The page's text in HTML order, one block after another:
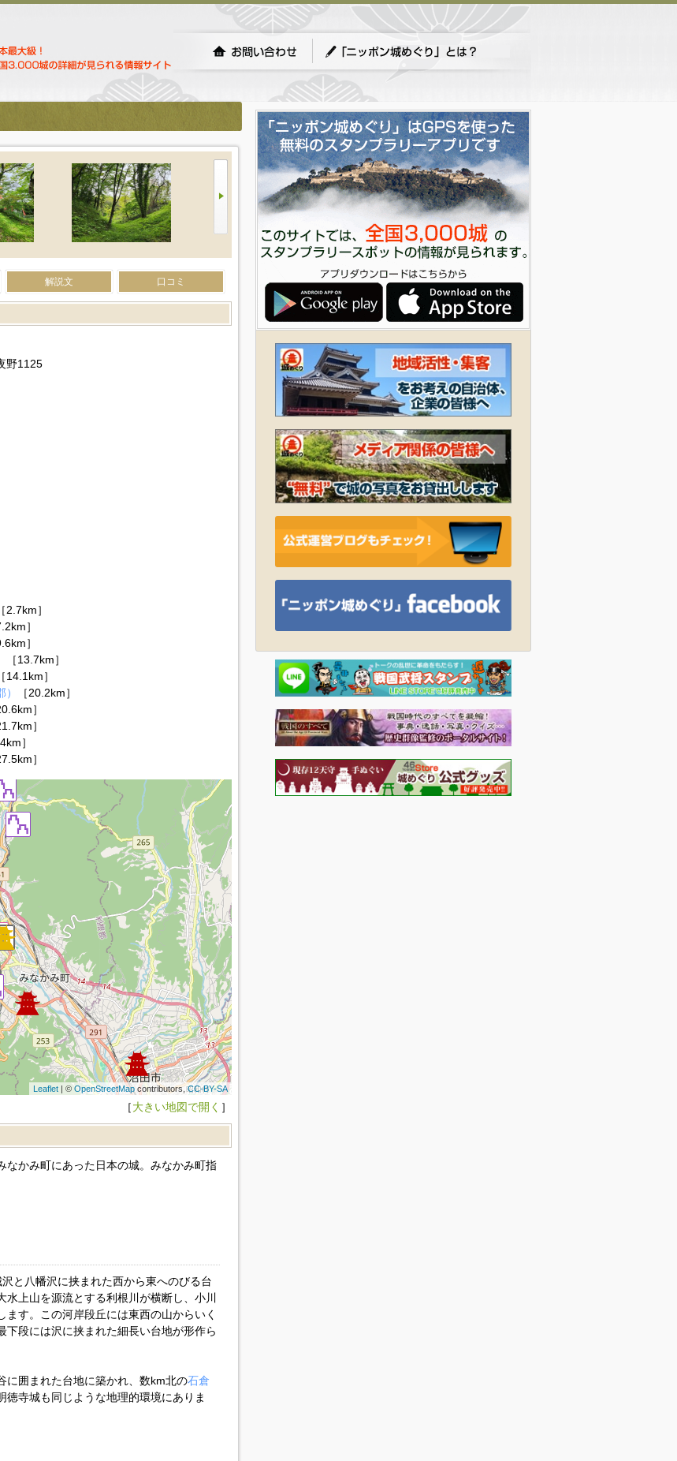
解説文 口コミ
野1125
［2.7km］
］
］
［13.7km］
［14.1km］
［20.2km］
］
］
］
］
Leaflet| © OpenStreetMapcontributors,CC-BY-SA
［大きい地図で開く ］
かみ町にあった日本の城。みなかみ町指
と八幡沢に挟まれた西から東へのびる台
上山を源流とする利根川が横断し、小川
す。この河岸段丘には東西の山からいく
段には沢に挟まれた細長い台地が形作ら
に囲まれた台地に築かれ、数km北の石倉
徳寺城も同じような地理的環境にありま